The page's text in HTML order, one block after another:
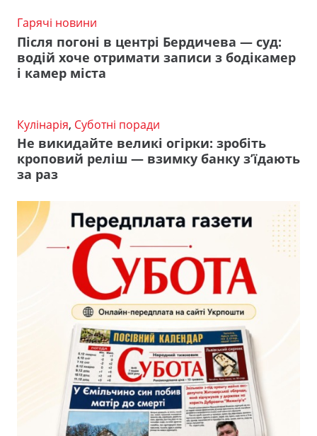
Гарячі новини
Після погоні в центрі Бердичева — суд:
водій хоче отримати записи з бодікамер
і камер міста
Кулінарія, Суботні поради
Не викидайте великі огірки: зробіть
кроповий реліш — взимку банку з’їдають
за раз